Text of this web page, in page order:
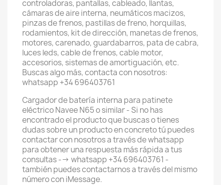
controladoras, pantallas, cableado, llantas,
cámaras de aire interna, neumáticos macizos,
pinzas de frenos, pastillas de freno, horquillas,
rodamientos, kit de dirección, manetas de frenos,
motores, carenado, guardabarros, pata de cabra,
luces leds, cable de frenos, cable motor,
accesorios, sistemas de amortiguación, etc.
Buscas algo más, contacta con nosotros:
whatsapp +34 696403761
Cargador de batería interna para patinete
eléctrico Navee N65 o similar - Si no has
encontrado el producto que buscas o tienes
dudas sobre un producto en concreto tú puedes
contactar con nosotros a través de whatsapp
para obtener una respuesta más rápida a tus
consultas --> whatsapp +34 696403761 -
también puedes contactarnos a través del mismo
número con iMessage.